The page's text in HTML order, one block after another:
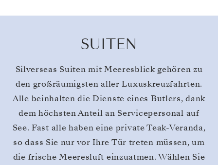
SUITEN
Silverseas Suiten mit Meeresblick gehören zu
den großräumigsten aller Luxuskreuzfahrten.
Alle beinhalten die Dienste eines Butlers, dank
dem höchsten Anteil an Servicepersonal auf
See. Fast alle haben eine private Teak-Veranda,
so dass Sie nur vor Ihre Tür treten müssen, um
die frische Meeresluft einzuatmen. Wählen Sie